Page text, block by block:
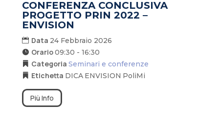
CONFERENZA CONCLUSIVA
PROGETTO PRIN 2022 –
ENVISION
Data 24 Febbraio 2026
Orario09:30 - 16:30
Categoria Seminari e conferenze
Etichetta DICA ENVISION PoliMi
Più Info